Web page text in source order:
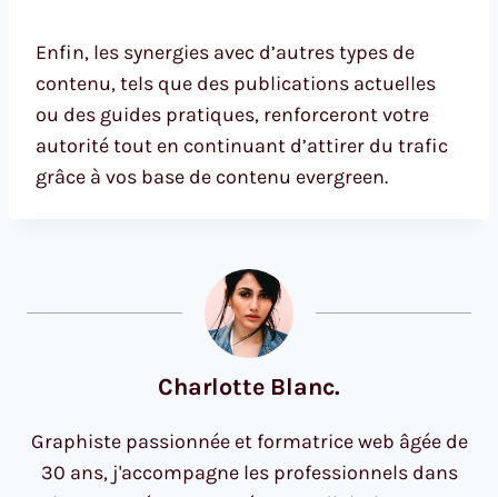
Enfin, les synergies avec d’autres types de
contenu, tels que des publications actuelles
ou des guides pratiques, renforceront votre
autorité tout en continuant d’attirer du trafic
grâce à vos base de contenu evergreen.
Charlotte Blanc.
Graphiste passionnée et formatrice web âgée de
30 ans, j'accompagne les professionnels dans